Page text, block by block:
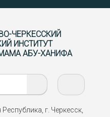
ЧЕРКЕССКИЙ
ИНСТИТУТ
АБУ-ХАНИФА
г. Черкесск,